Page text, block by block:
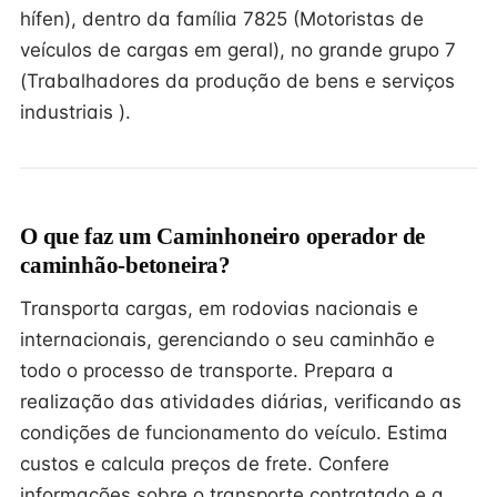
hífen), dentro da família 7825 (Motoristas de
veículos de cargas em geral), no grande grupo 7
(Trabalhadores da produção de bens e serviços
industriais ).
O que faz um Caminhoneiro operador de
caminhão-betoneira?
Transporta cargas, em rodovias nacionais e
internacionais, gerenciando o seu caminhão e
todo o processo de transporte. Prepara a
realização das atividades diárias, verificando as
condições de funcionamento do veículo. Estima
custos e calcula preços de frete. Confere